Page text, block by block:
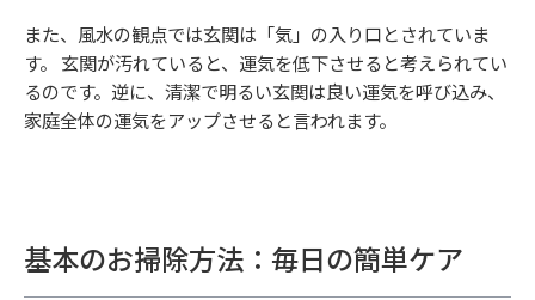
また、風水の観点では玄関は「気」の入り口とされていま
す。 玄関が汚れていると、運気を低下させると考えられてい
るのです。逆に、清潔で明るい玄関は良い運気を呼び込み、
家庭全体の運気をアップさせると言われます。
基本のお掃除方法：毎日の簡単ケア